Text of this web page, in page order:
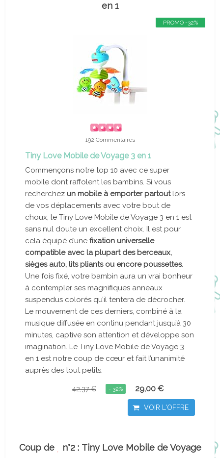
en 1
PROMO -32%
192 Commentaires
Tiny Love Mobile de Voyage 3 en 1
Commençons notre top 10 avec ce super
mobile dont raffolent les bambins. Si vous
recherchez un mobile à emporter partoutlors
de vos déplacements avec votre bout de
choux, le Tiny Love Mobile de Voyage 3 en 1 est
sans nul doute un excellent choix. Il est pour
cela équipé d’unefixation universelle
compatible avec la plupart des berceaux,
sièges auto, lits pliants ou encore poussettes.
Une fois fixé, votre bambin aura un vrai bonheur
à contempler ses magnifiques anneaux
suspendus colorés qu’il tentera de décrocher.
Le mouvement de ces derniers, combiné à la
musique diffusée en continu pendant jusqu’à 30
minutes, captive son attention et développe son
imagination. Le Tiny Love Mobile de Voyage 3
en 1 est notre coup de cœur et fait l’unanimité
auprès des tout petits.
42,37 € - 32% 29,00 €
VOIR L'OFFRE
Coup de
n°2 : Tiny Love Mobile de Voyage